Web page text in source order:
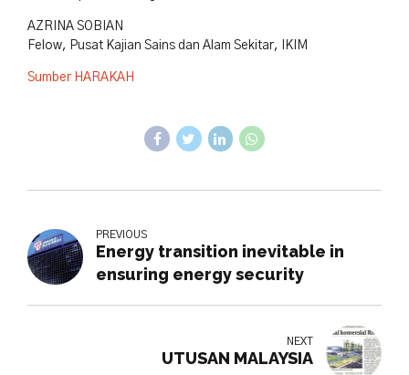
AZRINA SOBIAN
Felow, Pusat Kajian Sains dan Alam Sekitar, IKIM
Sumber HARAKAH
PREVIOUS
Energy transition inevitable in
ensuring energy security
NEXT
UTUSAN MALAYSIA